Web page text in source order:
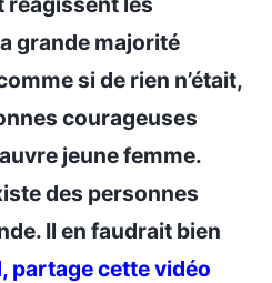
grande majorité
si de rien n’était,
courageuses
jeune femme.
des personnes
Il en faudrait bien
partage cette vidéo